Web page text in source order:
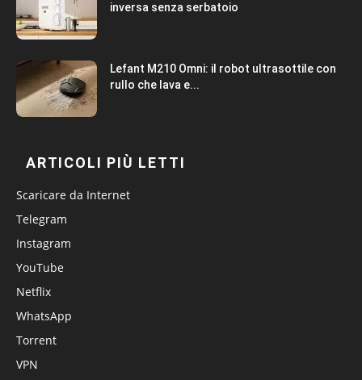
inversa senza serbatoio
Lefant M210 Omni: il robot ultrasottile con
rullo che lava e...
ARTICOLI PIÙ LETTI
Scaricare da Internet
Telegram
Instagram
YouTube
Netflix
WhatsApp
Torrent
VPN